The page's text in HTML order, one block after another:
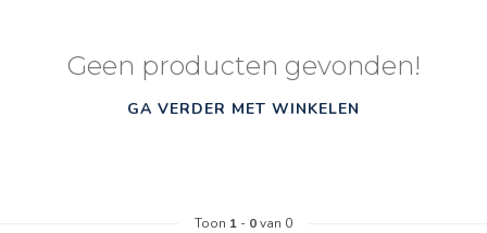
Geen producten gevonden!
GA VERDER MET WINKELEN
Toon 1 - 0van 0